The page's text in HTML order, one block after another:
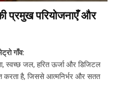
प्रमुख परियोजनाएँ और
गाँव:
स्वच्छ जल, हरित ऊर्जा और डिजिटल
करता है, जिससे आत्मनिर्भर और सतत